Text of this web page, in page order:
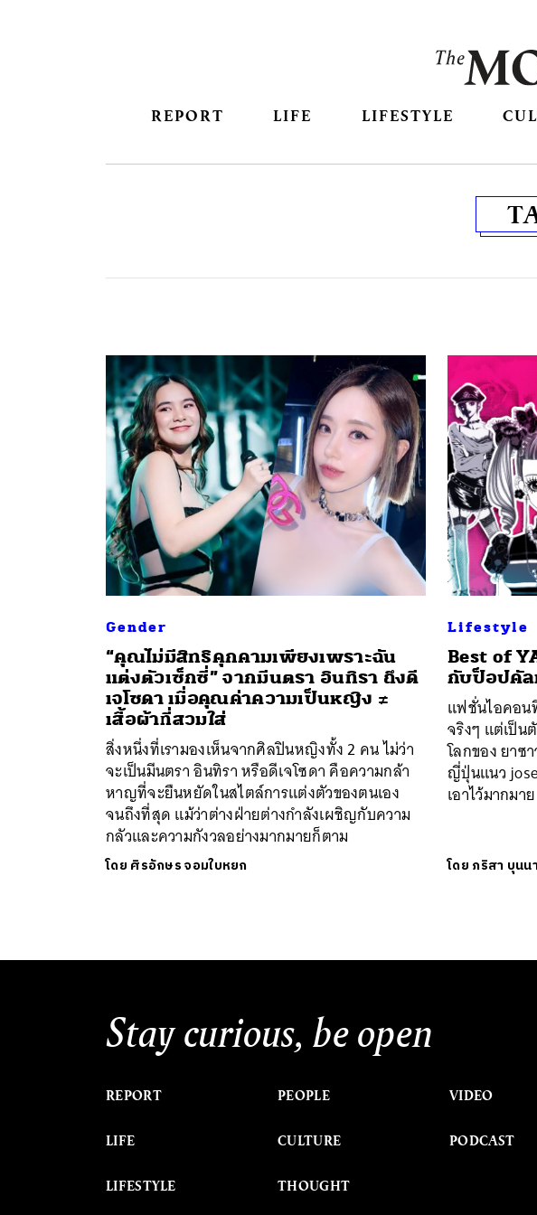
REPORT LIFE LIFESTYLE
Gender
“คุณไม่มีสิทธิคุกคามเพียงเพราะฉัน
แต่งตัวเซ็กซี่” จากมีนตรา อินทิรา ถึงดี
เจโซดา เมื่อคุณค่าความเป็นหญิง ≠
เสื้อผ้าที่สวมใส่
สิ่งหนึ่งที่เรามองเห็นจากศิลปินหญิงทั้ง 2 คน ไม่ว่า
จะเป็นมีนตรา อินทิรา หรือดีเจโซดา คือความกล้า
หาญที่จะยืนหยัดในสไตล์การแต่งตัวของตนเอง
จนถึงที่สุด แม้ว่าต่างฝ่ายต่างกำลังเผชิญกับความ
กลัวและความกังวลอย่างมากมายก็ตาม
โดย ศิรอักษร จอมใบหยก
Lifestyle
Best of
กับป็อปคัล
แฟชั่นไอคอ
จริงๆ แต่เป็น
โลกของ ยาซ
ญี่ปุ่นแนว
เอาไว้มากมาย
โดย ภริสา บุนน
Stay curious, be open
REPORT
LIFE
LIFESTYLE
PEOPLE
CULTURE
THOUGHT
VIDEO
PODCAST
ค้นหา
SHARE